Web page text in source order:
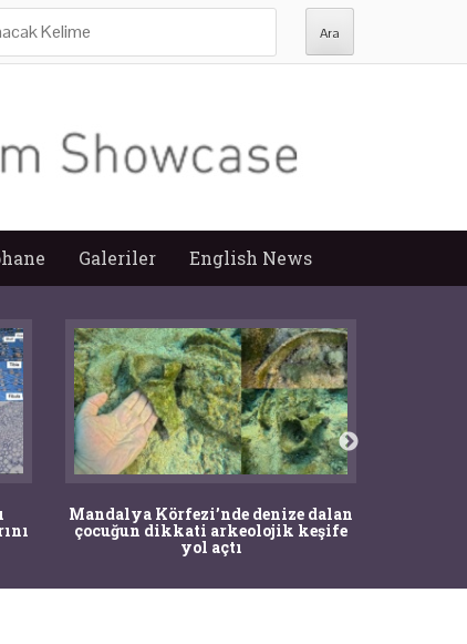
Galeriler English News
Mandalya Körfezi’nde denize dalan
çocuğun dikkati arkeolojik keşife
yol açtı